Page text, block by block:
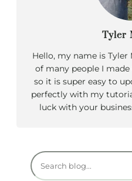
Tyler
Hello, my name is
of many people I
so it is super easy to
perfectly with my
luck with your
R
e